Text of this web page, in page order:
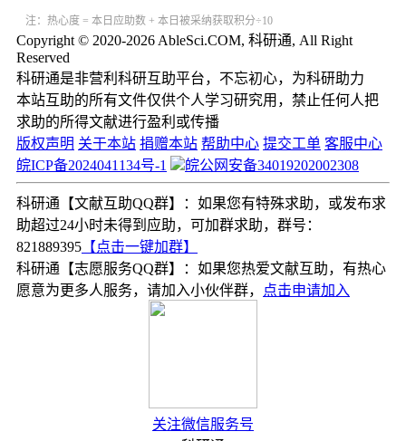
注：热心度 = 本日应助数 + 本日被采纳获取积分÷10
Copyright © 2020-2026 AbleSci.COM, 科研通, All Right
Reserved
科研通是非营利科研互助平台，不忘初心，为科研助力
本站互助的所有文件仅供个人学习研究用，禁止任何人把
求助的所得文献进行盈利或传播
版权声明 关于本站 捐赠本站 帮助中心 提交工单 客服中心
皖ICP备2024041134号-1
皖公网安备34019202002308
科研通【文献互助QQ群】：如果您有特殊求助，或发布求
助超过24小时未得到应助，可加群求助，群号：
821889395 【点击一键加群】
科研通【志愿服务QQ群】：如果您热爱文献互助，有热心
愿意为更多人服务，请加入小伙伴群，
点击申请加入
关注微信服务号